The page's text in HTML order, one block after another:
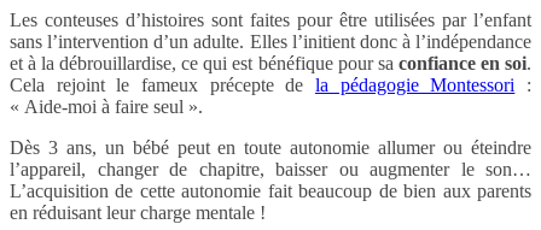
Les conteuses d’histoires sont faites pour être utilisées par l’enfant
sans l’intervention d’un adulte. Elles l’initient donc à l’indépendance
et à la débrouillardise, ce qui est bénéfique pour sa confiance en soi.
Cela rejoint le fameux précepte de la pédagogie Montessori :
« Aide-moi à faire seul ».
Dès 3 ans, un bébé peut en toute autonomie allumer ou éteindre
l’appareil, changer de chapitre, baisser ou augmenter le son…
L’acquisition de cette autonomie fait beaucoup de bien aux parents
en réduisant leur charge mentale !